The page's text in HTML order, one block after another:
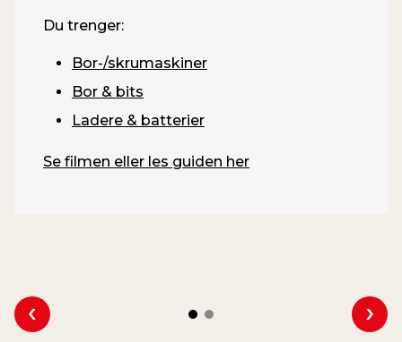
Du trenger:
Bor-/skrumaskiner
Bor & bits
Ladere & batterier
Se filmen eller les guiden her
Se forrige Se